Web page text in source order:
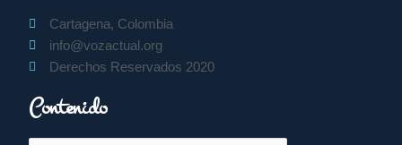
Cartagena, Colombia
info@vozactual.org
Derechos Reservados 2020
Contenido